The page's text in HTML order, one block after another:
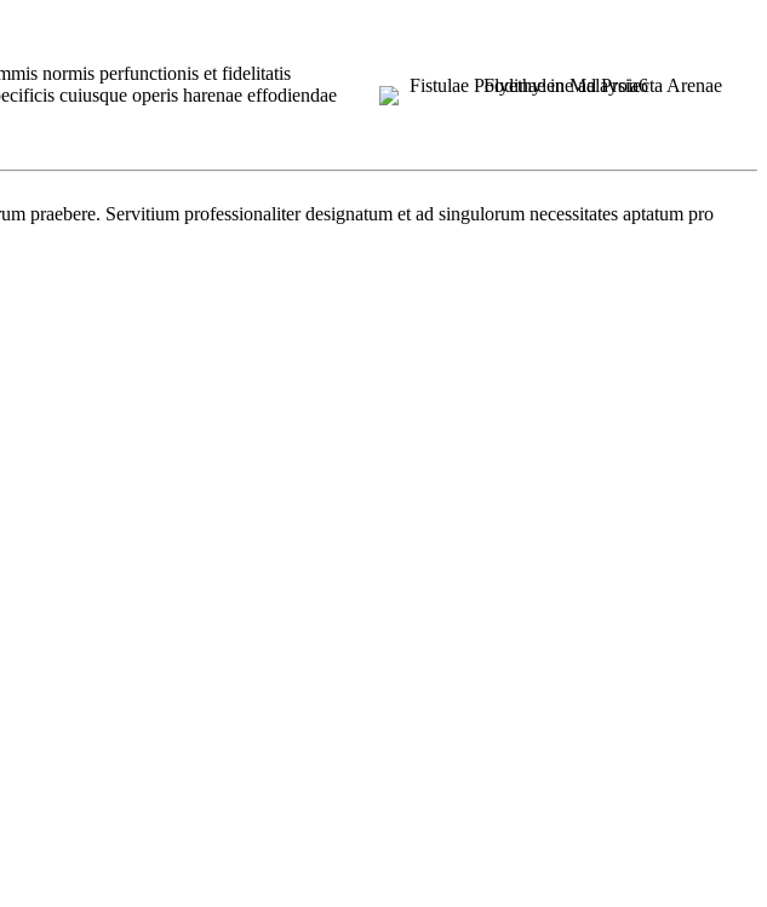
normis perfunctionis et fidelitatis
cuiusque operis harenae effodiendae
Servitium professionaliter designatum et ad singulorum necessitates aptatum pro